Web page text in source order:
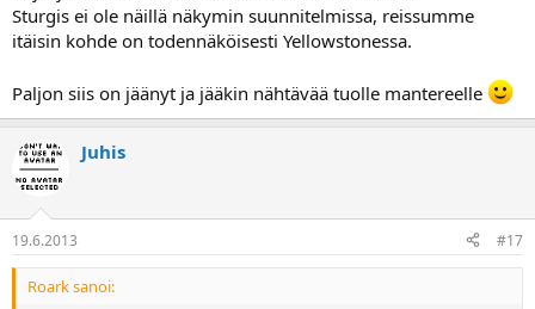
Sturgis ei ole näillä näkymin suunnitelmissa, reissumme
itäisin kohde on todennäköisesti Yellowstonessa.
Paljon siis on jäänyt ja jääkin nähtävää tuolle mantereelle
Juhis
19.6.2013 #17
Roark sanoi: